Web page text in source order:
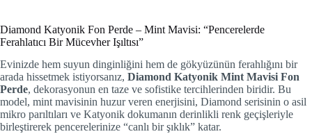
Diamond Katyonik Fon Perde – Mint Mavisi: “Pencerelerde
Ferahlatıcı Bir Mücevher Işıltısı”
Evinizde hem suyun dinginliğini hem de gökyüzünün ferahlığını bir
arada hissetmek istiyorsanız, Diamond Katyonik Mint Mavisi Fon
Perde, dekorasyonun en taze ve sofistike tercihlerinden biridir. Bu
model, mint mavisinin huzur veren enerjisini, Diamond serisinin o asil
mikro parıltıları ve Katyonik dokumanın derinlikli renk geçişleriyle
birleştirerek pencerelerinize “canlı bir şıklık” katar.